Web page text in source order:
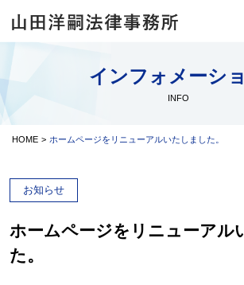
インフォメーシ
INFO
HOME ホームページをリニューアルいたしました。
お知らせ
ホームページをリニューアル
た。